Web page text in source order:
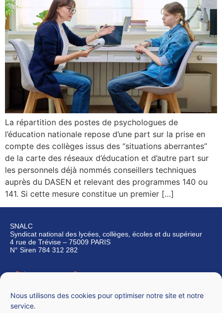
Nous utilisons des cookies pour optimiser notre site et notre
service.
La répartition des postes de psychologues de
l’éducation nationale repose d’une part sur la prise en
compte des collèges issus des “situations aberrantes”
de la carte des réseaux d’éducation et d’autre part sur
les personnels déjà nommés conseillers techniques
auprès du DASEN et relevant des programmes 140 ou
141. Si cette mesure constitue un premier […]
SNALC
Syndicat national des lycées, collèges, écoles et du supérieur
4 rue de Trévise – 75009 PARIS
N° Siren 784 312 282
Qui sommes-nous ?